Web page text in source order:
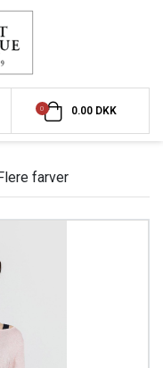
0 0.00 DKK
farver